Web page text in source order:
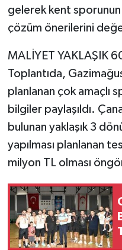
gelerek kent sporunun
çözüm önerilerini
MALİYET YAKLAŞIK
Toplantıda,
planlanan çok amaçlı
bilgiler paylaşıldı.
bulunan yaklaşık 3
yapılması planlanan
milyon TL olması